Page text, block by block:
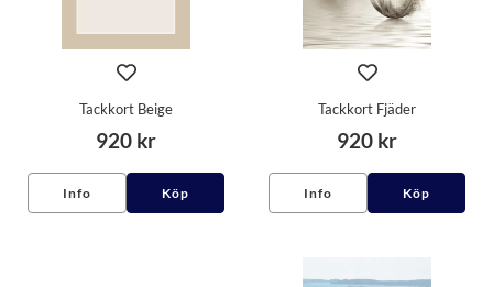
Tackkort Beige
920 kr
Info Köp
Tackkort Fjäder
920 kr
Info Köp